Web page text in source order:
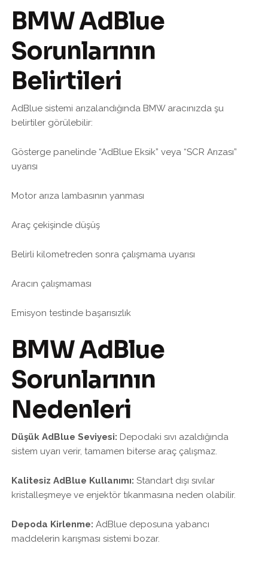
BMW AdBlue
Sorunlarının
Belirtileri
AdBlue sistemi arızalandığında BMW aracınızda şu
belirtiler görülebilir:
Gösterge panelinde “AdBlue Eksik” veya “SCR Arızası”
uyarısı
Motor arıza lambasının yanması
Araç çekişinde düşüş
Belirli kilometreden sonra çalışmama uyarısı
Aracın çalışmaması
Emisyon testinde başarısızlık
BMW AdBlue
Sorunlarının
Nedenleri
Düşük AdBlue Seviyesi: Depodaki sıvı azaldığında
sistem uyarı verir, tamamen biterse araç çalışmaz.
Kalitesiz AdBlue Kullanımı: Standart dışı sıvılar
kristalleşmeye ve enjektör tıkanmasına neden olabilir.
Depoda Kirlenme: AdBlue deposuna yabancı
maddelerin karışması sistemi bozar.